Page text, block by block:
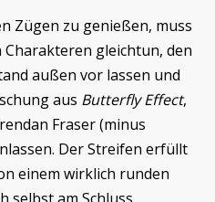
Zügen zu genießen, muss
gleichtun, den
außen vor lassen und
aus Butterfly Effect,
Fraser (minus
Der Streifen erfüllt
einem wirklich runden